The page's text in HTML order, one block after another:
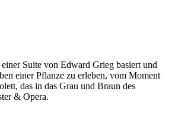
Suite von Ed­ward Grieg basiert und
einer Pflanze zu erleben, vom Moment
das in das Grau und Braun des
& Opera.